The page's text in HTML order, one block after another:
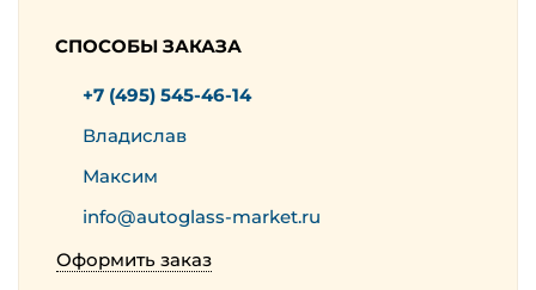
СПОСОБЫ ЗАКАЗА
+7 (495) 545-46-14
Владислав
Максим
info@autoglass-market.ru
Оформить заказ